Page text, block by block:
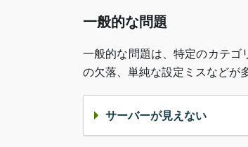
一般的な問題
一般的な問題は、特定のカテゴ
の欠落、単純な設定ミスなどが
サーバーが見えない